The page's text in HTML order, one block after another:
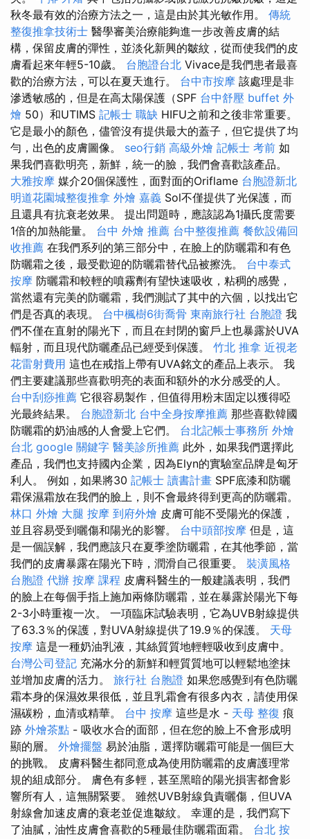
秋冬最有效的治療方法之一，這是由於其光敏作用。 傳統
整復推拿技術士 醫學審美治療能夠進一步改善皮膚的結
構，保留皮膚的彈性，並淡化新興的皺紋，從而使我們的皮
膚看起來年輕5-10歲。 台胞證台北 Vivace是我們患者最喜
歡的治療方法，可以在夏天進行。 台中市按摩 該處理是非
滲透敏感的，但是在高太陽保護（SPF 台中舒壓 buffet 外
燴 50）和UTIMS 記帳士 職缺 HIFU之前和之後非常重要。
它是最小的顏色，儘管沒有提供最大的蓋子，但它提供了均
勻，出色的皮膚圖像。 seo行銷 高級外燴 記帳士 考前 如
果我們喜歡明亮，新鮮，統一的臉，我們會喜歡該產品。
大雅按摩 媒介20個保護性，面對面的Oriflame 台胞證新北
明道花園城整復推拿 外燴 嘉義 Sol不僅提供了光保護，而
且還具有抗衰老效果。 提出問題時，應該認為1攝氏度需要
1倍的加熱能量。 台中 外燴 推薦 台中整復推薦 餐飲設備回
收推薦 在我們系列的第三部分中，在臉上的防曬霜和有色
防曬霜之後，最受歡迎的防曬霜替代品被擦洗。 台中泰式
按摩 防曬霜和較輕的噴霧劑有望快速吸收，粘稠的感覺，
當然還有完美的防曬霜，我們測試了其中的六個，以找出它
們是否真的表現。 台中楓樹6街喬骨 東南旅行社 台胞證 我
們不僅在直射的陽光下，而且在封閉的窗戶上也暴露於UVA
輻射，而且現代防曬產品已經受到保護。 竹北 推拿 近視老
花雷射費用 這也在戒指上帶有UVA銘文的產品上表示。 我
們主要建議那些喜歡明亮的表面和額外的水分感受的人。
台中刮痧推薦 它很容易製作，但值得用粉末固定以獲得啞
光最終結果。 台胞證新北 台中全身按摩推薦 那些喜歡韓國
防曬霜的奶油感的人會愛上它們。 台北記帳士事務所 外燴
台北 google 關鍵字 醫美診所推薦 此外，如果我們選擇此
產品，我們也支持國內企業，因為Elyn的實驗室品牌是匈牙
利人。 例如，如果將30 記帳士 讀書計畫 SPF底漆和防曬
霜保濕霜放在我們的臉上，則不會最終得到更高的防曬霜。
林口 外燴 大腿 按摩 到府外燴 皮膚可能不受陽光的保護，
並且容易受到曬傷和陽光的影響。 台中頭部按摩 但是，這
是一個誤解，我們應該只在夏季塗防曬霜，在其他季節，當
我們的皮膚暴露在陽光下時，潤滑自己很重要。 裝潢風格
台胞證 代辦 按摩 課程 皮膚科醫生的一般建議表明，我們
的臉上在每個手指上施加兩條防曬霜，並在暴露於陽光下每
2-3小時重複一次。 一項臨床試驗表明，它為UVB射線提供
了63.3％的保護，對UVA射線提供了19.9％的保護。 天母
按摩 這是一種奶油乳液，其絲質質地輕輕吸收到皮膚中。
台灣公司登記 充滿水分的新鮮和輕質質地可以輕鬆地塗抹
並增加皮膚的活力。 旅行社 台胞證 如果您感覺到有色防曬
霜本身的保濕效果很低，並且乳霜會有很多內衣，請使用保
濕碳粉，血清或精華。 台中 按摩 這些是水 - 天母 整復 痕
跡 外燴茶點 - 吸收水合的面部，但在您的臉上不會形成明
顯的層。 外燴擺盤 易於油脂，選擇防曬霜可能是一個巨大
的挑戰。 皮膚科醫生都同意成為使用防曬霜的皮膚護理常
規的組成部分。 膚色有多輕，甚至黑暗的陽光損害都會影
響所有人，這無關緊要。 雖然UVB射線負責曬傷，但UVA
射線會加速皮膚的衰老並促進皺紋。 幸運的是，我們寫下
了油膩，油性皮膚會喜歡的5種最佳防曬霜面霜。 台北 按